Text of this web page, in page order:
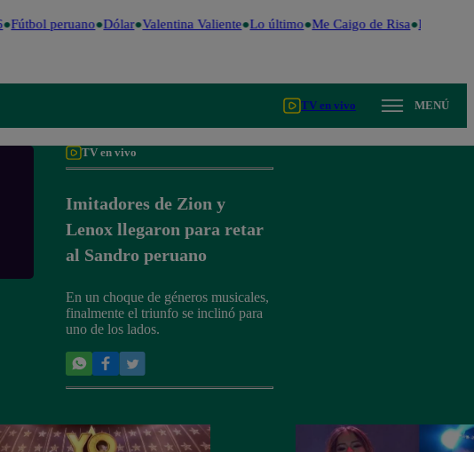
Fútbol peruano Dólar Valentina Valiente Lo último Me Caigo de Risa Perú
TV en vivo MENÚ
TV en vivo
Imitadores de Zion y
Lenox llegaron para retar
al Sandro peruano
En un choque de géneros musicales,
finalmente el triunfo se inclinó para
uno de los lados.